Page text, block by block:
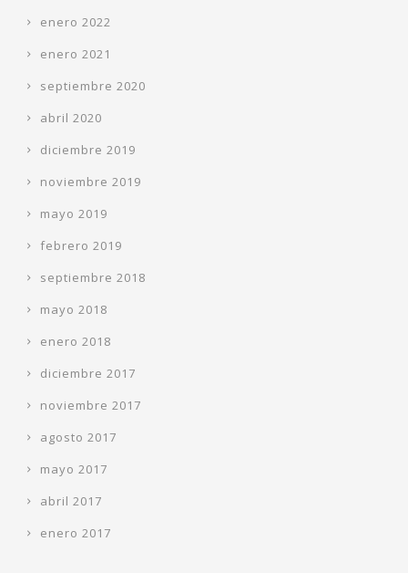
enero 2022
enero 2021
septiembre 2020
abril 2020
diciembre 2019
noviembre 2019
mayo 2019
febrero 2019
septiembre 2018
mayo 2018
enero 2018
diciembre 2017
noviembre 2017
agosto 2017
mayo 2017
abril 2017
enero 2017